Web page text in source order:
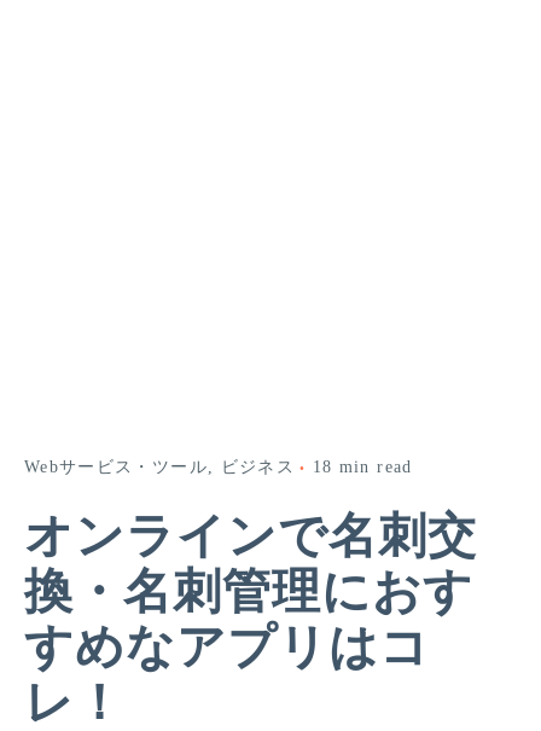
Webサービス・ツール ビジネス 18 min read
オンラインで名刺交
換・名刺管理におす
すめなアプリはコ
レ！